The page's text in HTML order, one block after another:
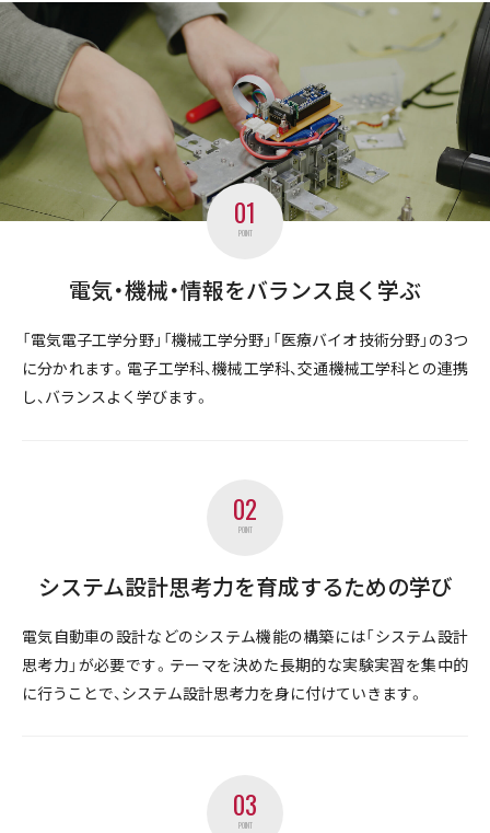
01
POINT
電気・機械・情報をバランス良く学ぶ
「電気電子工学分野」「機械工学分野」「医療バイオ技術分野」の3つ
に分かれます。電子工学科、機械工学科、交通機械工学科との連携
し、バランスよく学びます。
02
POINT
システム設計思考力を育成するための学び
電気自動車の設計などのシステム機能の構築には「システム設計
思考力」が必要です。テーマを決めた長期的な実験実習を集中的
に行うことで、システム設計思考力を身に付けていきます。
03
POINT